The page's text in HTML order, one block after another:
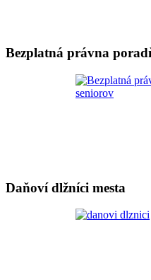
Bezplatná právna
Daňoví dlžníci mesta